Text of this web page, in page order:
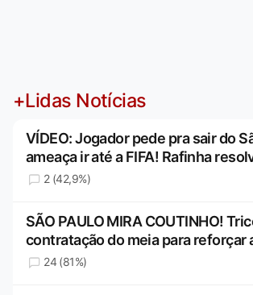
+Lidas Notícias
VÍDEO: Jogador pede pra sair do
ameaça ir até a FIFA! Rafinha
2 (42,9%)
SÃO PAULO MIRA COUTINHO!
contratação do meia para reforçar
24 (81%)